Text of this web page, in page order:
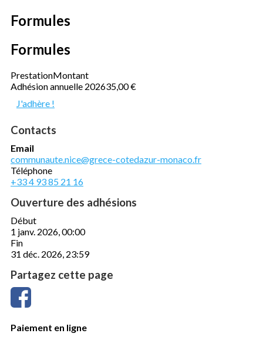
Formules
Formules
PrestationMontant
Adhésion annuelle 202635,00 €
J'adhère !
Contacts
Email
communaute.nice@grece-cotedazur-monaco.fr
Téléphone
+33 4 93 85 21 16
Ouverture des adhésions
Début
1 janv. 2026, 00:00
Fin
31 déc. 2026, 23:59
Partagez cette page
Paiement en ligne